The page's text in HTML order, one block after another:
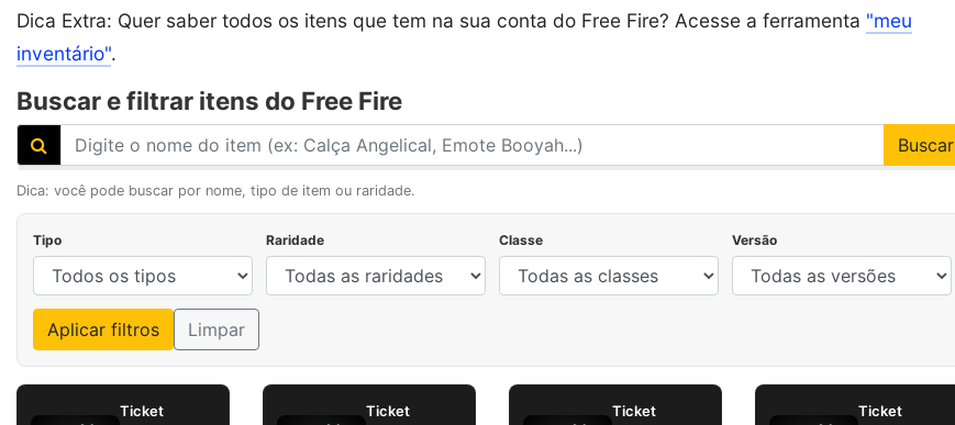
Dica Extra: Quer saber todos os itens que tem na sua conta do Free Fire? Acesse a ferramenta "meu
inventário".
Buscar e filtrar itens do Free Fire
Buscar
Dica: você pode buscar por nome, tipo de item ou raridade.
Tipo Raridade Classe Versão
Aplicar filtros Limpar
Ticket
Ticket
Ticket
Ticket